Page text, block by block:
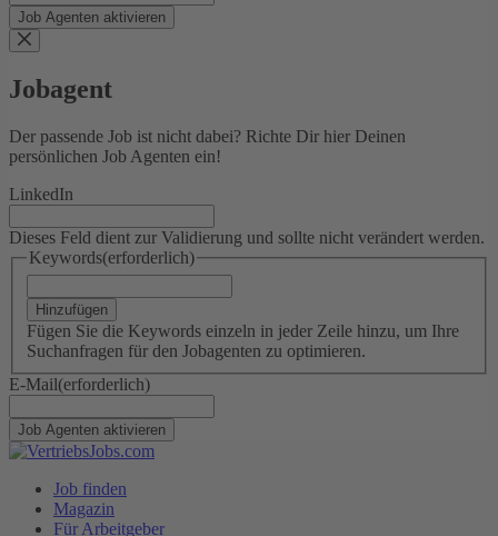
Jobagent
Der passende Job ist nicht dabei? Richte Dir hier Deinen
persönlichen Job Agenten ein!
LinkedIn
Dieses Feld dient zur Validierung und sollte nicht verändert werden.
Keywords(erforderlich)
Hinzufügen
Fügen Sie die Keywords einzeln in jeder Zeile hinzu, um Ihre
Suchanfragen für den Jobagenten zu optimieren.
E-Mail(erforderlich)
Job finden
Magazin
Für Arbeitgeber